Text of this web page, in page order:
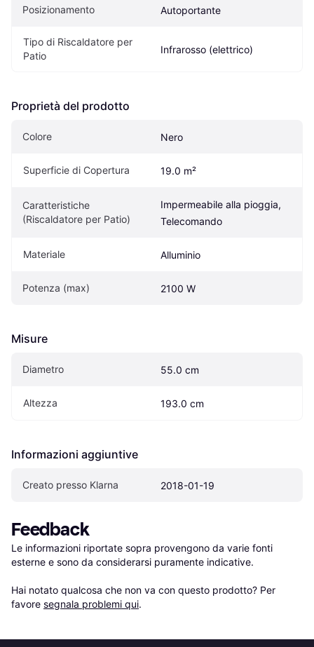
Posizionamento Autoportante
Tipo di Riscaldatore per
Patio
Infrarosso (elettrico)
Proprietà del prodotto
Colore Nero
Superficie di Copertura 19.0 m²
Caratteristiche
(Riscaldatore per Patio)
Impermeabile alla pioggia,
Telecomando
Materiale Alluminio
Potenza (max) 2100 W
Misure
Diametro 55.0 cm
Altezza 193.0 cm
Informazioni aggiuntive
Creato presso Klarna 2018-01-19
Feedback
Le informazioni riportate sopra provengono da varie fonti
esterne e sono da considerarsi puramente indicative.
Hai notato qualcosa che non va con questo prodotto? Per
favore segnala problemi qui.